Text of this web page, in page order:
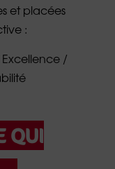
et placées
:
/
QUI